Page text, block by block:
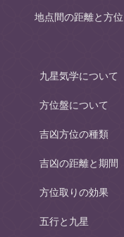
地点間の距離と方位
九星気学について
方位盤について
吉凶方位の種類
吉凶の距離と期間
方位取りの効果
五行と九星